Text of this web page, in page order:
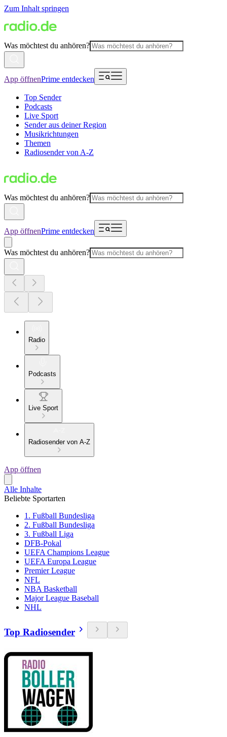
Zum Inhalt springen
Was möchtest du anhören?
App öffnenPrime entdecken
Top Sender
Podcasts
Live Sport
Sender aus deiner Region
Musikrichtungen
Themen
Radiosender von A-Z
Was möchtest du anhören?
App öffnenPrime entdecken
Was möchtest du anhören?
Radio
Podcasts
Live Sport
Radiosender von A-Z
App öffnen
Alle Inhalte
Beliebte Sportarten
1. Fußball Bundesliga
2. Fußball Bundesliga
3. Fußball Liga
DFB-Pokal
UEFA Champions League
UEFA Europa League
Premier League
NFL
NBA Basketball
Major League Baseball
NHL
Top Radiosender